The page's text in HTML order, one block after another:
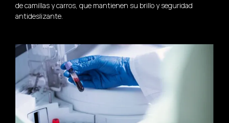
de camillas y carros, que mantienen su brillo y seguridad
antideslizante.